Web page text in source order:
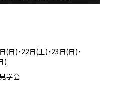
(日)・22日(土)・23日(日)・
)
学会